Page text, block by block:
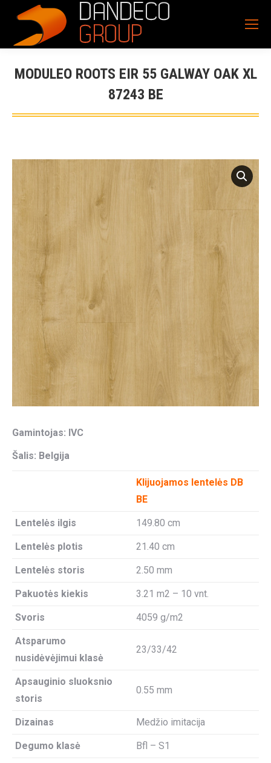
MODULEO ROOTS EIR 55 GALWAY OAK XL
87243 BE
Gamintojas: IVC
Šalis: Belgija
Klijuojamos lentelės DB
BE
Lentelės ilgis 149.80 cm
Lentelės plotis 21.40 cm
Lentelės storis 2.50 mm
Pakuotės kiekis 3.21 m2 – 10 vnt.
Svoris 4059 g/m2
Atsparumo
nusidėvėjimui klasė
23/33/42
Apsauginio sluoksnio
storis
0.55 mm
Dizainas Medžio imitacija
Degumo klasė Bfl – S1